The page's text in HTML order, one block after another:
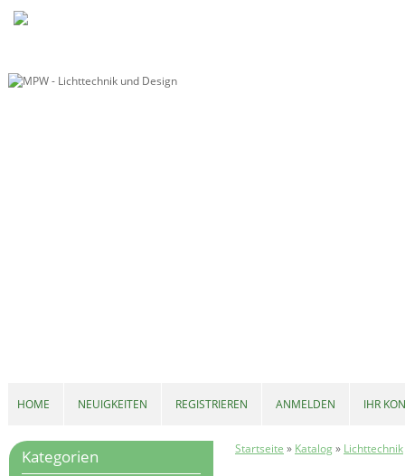
Startseite » Katalog» Lichttechnik
Kategorien
HOME NEUIGKEITEN REGISTRIEREN ANMELDEN IHR